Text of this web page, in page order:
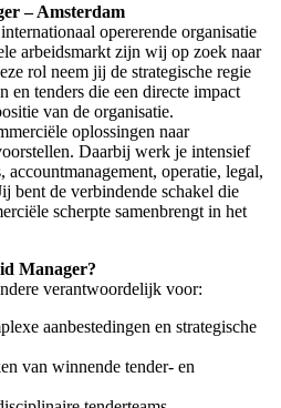
– Amsterdam
opererende organisatie
arbeidsmarkt zijn wij op zoek naar
rol neem jij de strategische regie
en tenders die een directe impact
van de organisatie.
oplossingen naar
Daarbij werk je intensief
accountmanagement, operatie, legal,
bent de verbindende schakel die
scherpte samenbrengt in het
Manager?
verantwoordelijk voor:
aanbestedingen en strategische
van winnende tender- en